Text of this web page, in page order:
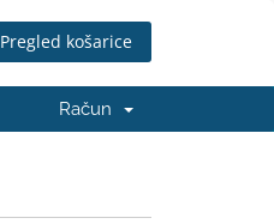
Pregled košarice
Račun